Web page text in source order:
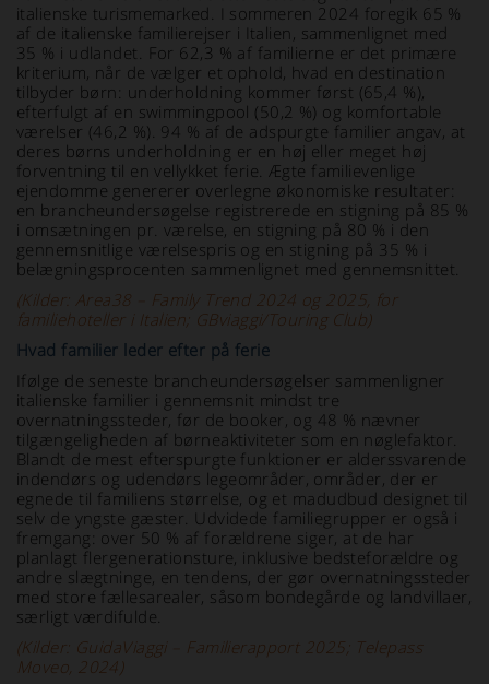
italienske turismemarked. I sommeren 2024 foregik 65 %
af de italienske familierejser i Italien, sammenlignet med
35 % i udlandet. For 62,3 % af familierne er det primære
kriterium, når de vælger et ophold, hvad en destination
tilbyder børn: underholdning kommer først (65,4 %),
efterfulgt af en swimmingpool (50,2 %) og komfortable
værelser (46,2 %). 94 % af de adspurgte familier angav, at
deres børns underholdning er en høj eller meget høj
forventning til en vellykket ferie. Ægte familievenlige
ejendomme genererer overlegne økonomiske resultater:
en brancheundersøgelse registrerede en stigning på 85 %
i omsætningen pr. værelse, en stigning på 80 % i den
gennemsnitlige værelsespris og en stigning på 35 % i
belægningsprocenten sammenlignet med gennemsnittet.
(Kilder: Area38 – Family Trend 2024 og 2025, for
familiehoteller i Italien; GBviaggi/Touring Club)
Hvad familier leder efter på ferie
Ifølge de seneste brancheundersøgelser sammenligner
italienske familier i gennemsnit mindst tre
overnatningssteder, før de booker, og 48 % nævner
tilgængeligheden af børneaktiviteter som en nøglefaktor.
Blandt de mest efterspurgte funktioner er alderssvarende
indendørs og udendørs legeområder, områder, der er
egnede til familiens størrelse, og et madudbud designet til
selv de yngste gæster. Udvidede familiegrupper er også i
fremgang: over 50 % af forældrene siger, at de har
planlagt flergenerationsture, inklusive bedsteforældre og
andre slægtninge, en tendens, der gør overnatningssteder
med store fællesarealer, såsom bondegårde og landvillaer,
særligt værdifulde.
(Kilder: GuidaViaggi – Familierapport 2025; Telepass
Moveo, 2024)